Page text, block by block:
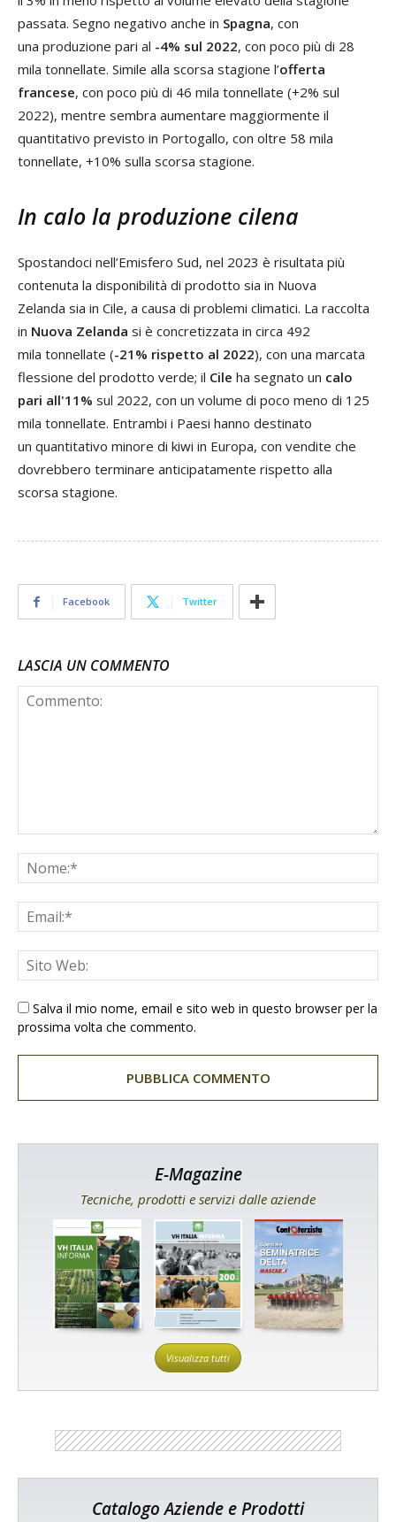
passata. Segno negativo anche in Spagna, con
una produzione pari al -4% sul 2022, con poco più di 28
mila tonnellate. Simile alla scorsa stagione l’offerta
francese, con poco più di 46 mila tonnellate (+2% sul
2022), mentre sembra aumentare maggiormente il
quantitativo previsto in Portogallo, con oltre 58 mila
tonnellate, +10% sulla scorsa stagione.
In calo la produzione cilena
Spostandoci nell’Emisfero Sud, nel 2023 è risultata più
contenuta la disponibilità di prodotto sia in Nuova
Zelanda sia in Cile, a causa di problemi climatici. La raccolta
in Nuova Zelanda si è concretizzata in circa 492
mila tonnellate (-21% rispetto al 2022), con una marcata
flessione del prodotto verde; il Cile ha segnato un calo
pari all'11% sul 2022, con un volume di poco meno di 125
mila tonnellate. Entrambi i Paesi hanno destinato
un quantitativo minore di kiwi in Europa, con vendite che
dovrebbero terminare anticipatamente rispetto alla
scorsa stagione.
Facebook Twitter
LASCIA UN COMMENTO
Salva il mio nome, email e sito web in questo browser per la
prossima volta che commento.
E-Magazine
Tecniche, prodotti e servizi dalle aziende
Visualizza tutti
Catalogo Aziende e Prodotti